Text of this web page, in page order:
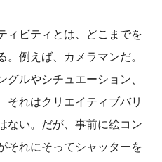
ビティとは、どこまでを
例えば、カメラマンだ。
ルやシチュエーション、
それはクリエイティブバリ
ない。だが、事前に絵コン
それにそってシャッターを